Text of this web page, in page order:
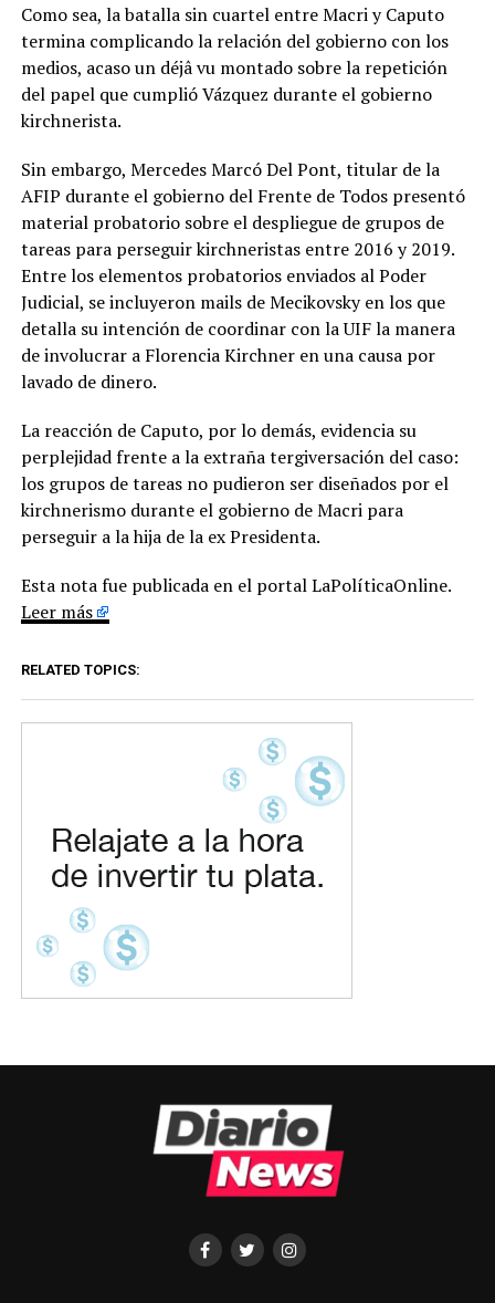
Como sea, la batalla sin cuartel entre Macri y Caputo
termina complicando la relación del gobierno con los
medios, acaso un déjâ vu montado sobre la repetición
del papel que cumplió Vázquez durante el gobierno
kirchnerista.
Sin embargo, Mercedes Marcó Del Pont, titular de la
AFIP durante el gobierno del Frente de Todos presentó
material probatorio sobre el despliegue de grupos de
tareas para perseguir kirchneristas entre 2016 y 2019.
Entre los elementos probatorios enviados al Poder
Judicial, se incluyeron mails de Mecikovsky en los que
detalla su intención de coordinar con la UIF la manera
de involucrar a Florencia Kirchner en una causa por
lavado de dinero.
La reacción de Caputo, por lo demás, evidencia su
perplejidad frente a la extraña tergiversación del caso:
los grupos de tareas no pudieron ser diseñados por el
kirchnerismo durante el gobierno de Macri para
perseguir a la hija de la ex Presidenta.
Esta nota fue publicada en el portal LaPolíticaOnline.
Leer más
RELATED TOPICS: